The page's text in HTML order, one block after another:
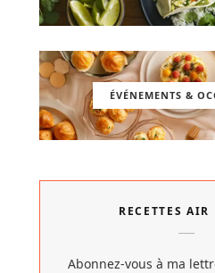
ÉVÉNEMENTS &
RECETTES AIR
Abonnez-vous à ma